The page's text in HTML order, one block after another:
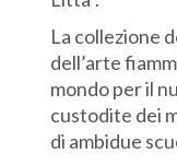
La collezione
dell’arte
mondo per il
custodite dei
di ambidue